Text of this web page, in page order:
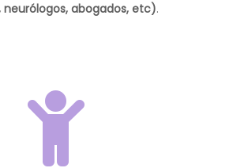
neurólogos, abogados, etc).
